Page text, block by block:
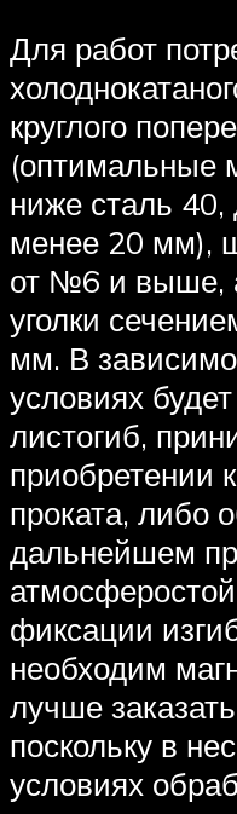
Для работ
круглого
(оптимальные
ниже сталь 40,
менее 20 мм),
от №6 и выше,
уголки
мм. В
условиях
листогиб,
приобретении
проката, либо
дальнейшем
фиксации
необходим
лучше
поскольку в
условиях